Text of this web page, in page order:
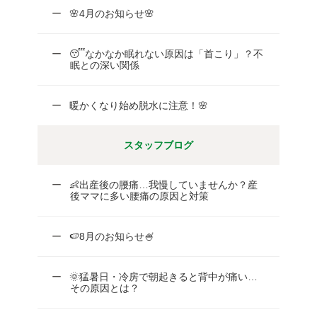
🌸4月のお知らせ🌸
😴なかなか眠れない原因は「首こり」？不
眠との深い関係
暖かくなり始め脱水に注意！🌸
スタッフブログ
👶出産後の腰痛…我慢していませんか？産
後ママに多い腰痛の原因と対策
🍉8月のお知らせ🍧
🌞猛暑日・冷房で朝起きると背中が痛い…
その原因とは？